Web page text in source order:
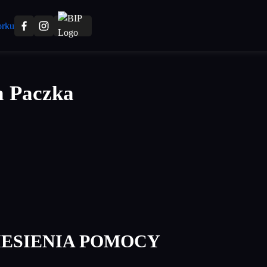
Paczka
POMOCY